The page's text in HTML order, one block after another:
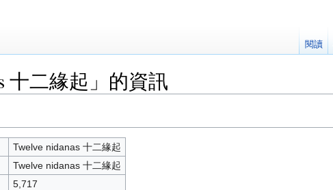
十二緣起」的資訊
Twelve nidanas 十二緣起
Twelve nidanas 十二緣起
5,717
閱讀